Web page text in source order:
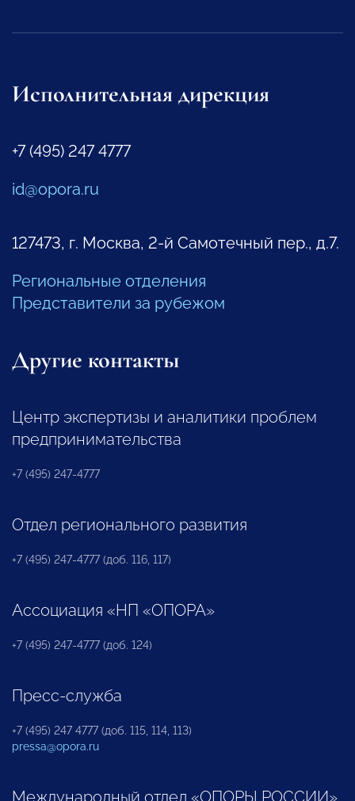
Исполнительная дирекция
+7 (495) 247 4777
id@opora.ru
127473, г. Москва, 2-й Самотечный пер., д.7.
Региональные отделения
Представители за рубежом
Другие контакты
Центр экспертизы и аналитики проблем
предпринимательства
+7 (495) 247-4777
Отдел регионального развития
+7 (495) 247-4777 (доб. 116, 117)
Ассоциация «НП «ОПОРА»
+7 (495) 247-4777 (доб. 124)
Пресс-служба
+7 (495) 247 4777 (доб. 115, 114, 113)
pressa@opora.ru
Международный отдел «ОПОРЫ РОССИИ»